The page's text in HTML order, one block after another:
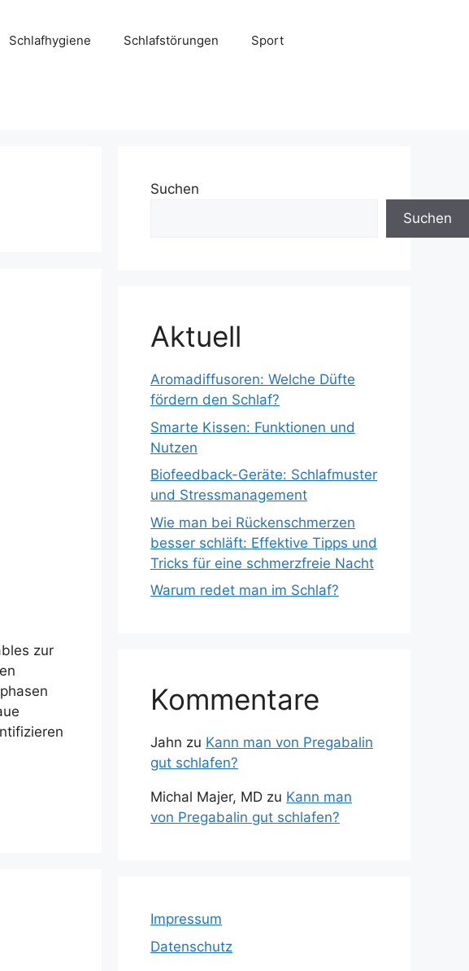
Schlafhygiene Schlafstörungen Sport
zur
Suchen
Suchen
Aktuell
Aromadiffusoren: Welche Düfte
fördern den Schlaf?
Smarte Kissen: Funktionen und
Nutzen
Biofeedback-Geräte: Schlafmuster
und Stressmanagement
Wie man bei Rückenschmerzen
besser schläft: Effektive Tipps und
Tricks für eine schmerzfreie Nacht
Warum redet man im Schlaf?
Kommentare
Jahn zu Kann man von Pregabalin
gut schlafen?
Michal Majer, MD zu Kann man
von Pregabalin gut schlafen?
Impressum
Datenschutz